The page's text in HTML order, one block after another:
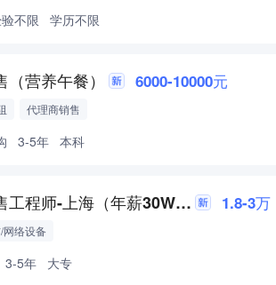
不限 学历不限
营养午餐） 6000-10000元
代理商销售
3-5年 本科
电子元器件销售工程师-上海（年薪30W+双休） 1.8-3万
网络设备
3-5年 大专